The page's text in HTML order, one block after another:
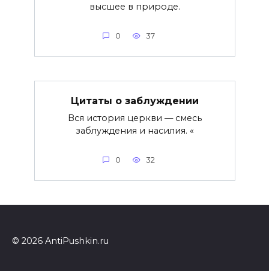
высшее в природе.
0 37
Цитаты о заблуждении
Вся история церкви — смесь
заблуждения и насилия. «
0 32
© 2026 AntiPushkin.ru